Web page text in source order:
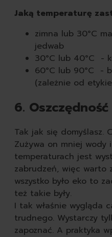
Jaką temperaturę
zimna lub 30°C
jedwab
30°C lub 40°C -
60°C lub 90°C -
(zależnie od
6.
Tak jak się domyślasz.
Zużywa on mniej wody
temperaturach jest
zabrudzeń, więc warto
wszystko było eko to
też takie były.
I tak właśnie wygląda
trudnego. Wystarczy
zapoznać. A praktyka